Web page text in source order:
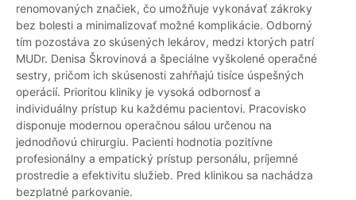
renomovaných značiek, čo umožňuje vykonávať zákroky
bez bolesti a minimalizovať možné komplikácie. Odborný
tím pozostáva zo skúsených lekárov, medzi ktorých patrí
MUDr. Denisa Škrovinová a špeciálne vyškolené operačné
sestry, pričom ich skúsenosti zahŕňajú tisíce úspešných
operácií. Prioritou kliniky je vysoká odbornosť a
individuálny prístup ku každému pacientovi. Pracovisko
disponuje modernou operačnou sálou určenou na
jednodňovú chirurgiu. Pacienti hodnotia pozitívne
profesionálny a empatický prístup personálu, príjemné
prostredie a efektivitu služieb. Pred klinikou sa nachádza
bezplatné parkovanie.